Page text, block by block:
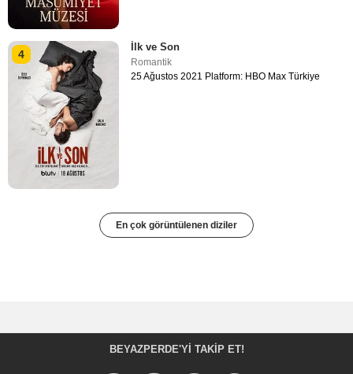
4
İlk ve Son
Romantik
25 Ağustos 2021 Platform: HBO Max Türkiye
En çok görüntülenen diziler
BEYAZPERDE'YI TAKIP ET!